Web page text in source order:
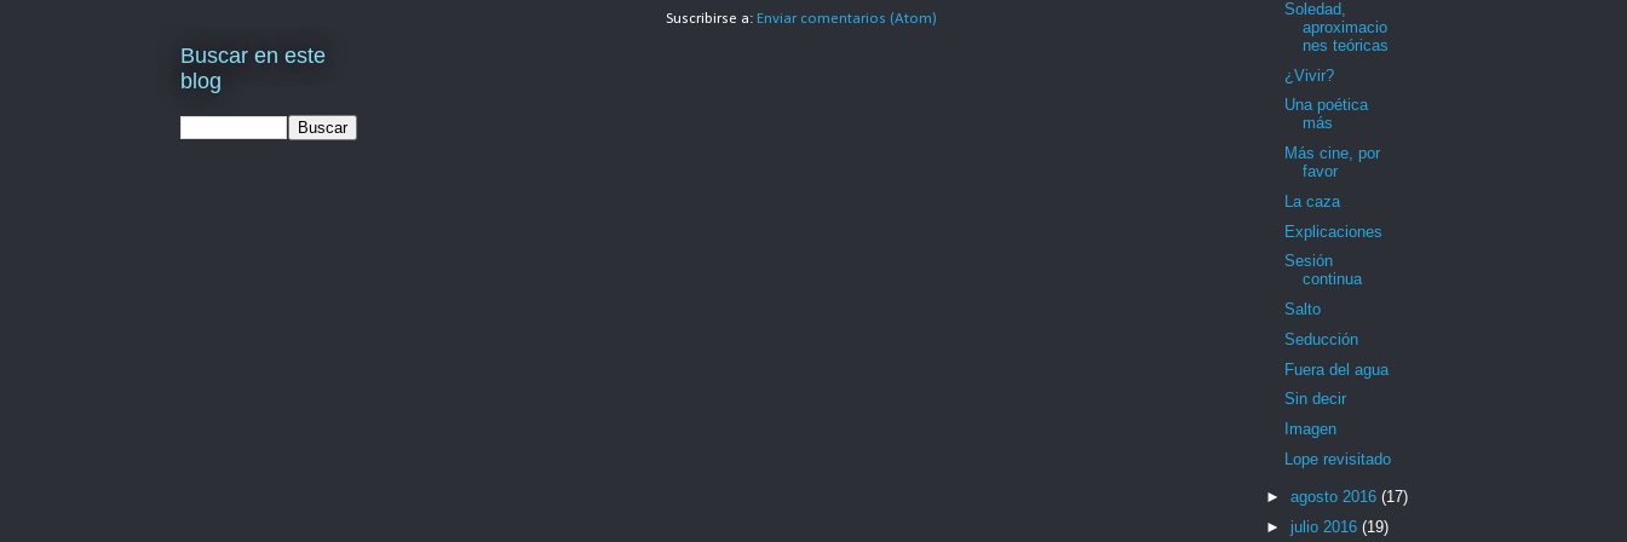
Suscribirse a: Enviar comentarios (Atom)
Buscar en este
blog
Soledad,
aproximacio
nes teóricas
¿Vivir?
Una poética
más
Más cine, por
favor
La caza
Explicaciones
Sesión
continua
Salto
Seducción
Fuera del agua
Sin decir
Imagen
Lope revisitado
► agosto 2016 (17)
► julio 2016 (19)